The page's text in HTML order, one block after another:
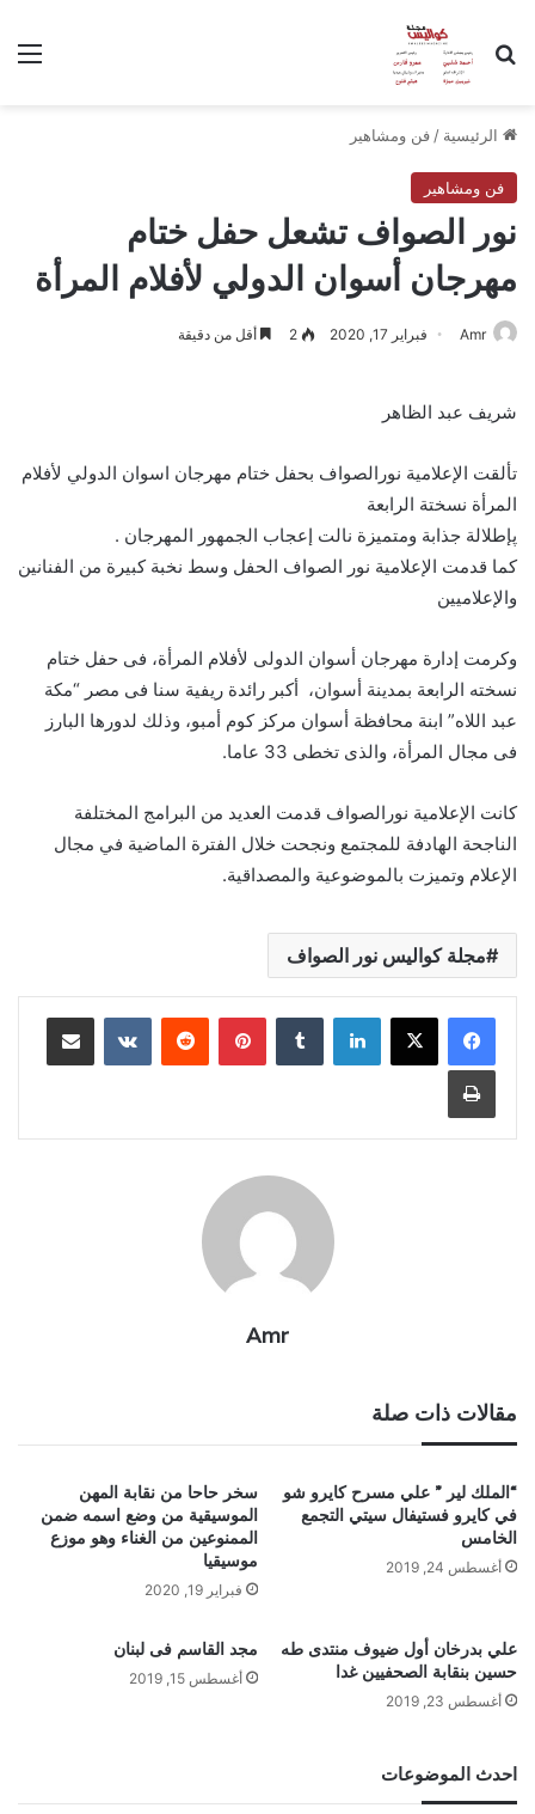
بحث عن
الرئيسية / فن ومشاهير
فن ومشاهير
نور الصواف تشعل حفل ختام
مهرجان أسوان الدولي لأفلام المرأة
Amr فبراير 17, 2020 2 أقل من دقيقة
شريف عبد الظاهر
تألقت الإعلامية نورالصواف بحفل ختام مهرجان اسوان الدولي لأفلام
المرأة نسختة الرابعة
پإطلالة جذابة ومتميزة نالت إعجاب الجمهور المهرجان .
كما قدمت الإعلامية نور الصواف الحفل وسط نخبة كبيرة من الفنانين
والإعلاميين
وكرمت إدارة مهرجان أسوان الدولى لأفلام المرأة، فى حفل ختام
نسخته الرابعة بمدينة أسوان، أكبر رائدة ريفية سنا فى مصر “مكة
عبد اللاه” ابنة محافظة أسوان مركز كوم أمبو، وذلك لدورها البارز
فى مجال المرأة، والذى تخطى 33 عاما.
كانت الإعلامية نورالصواف قدمت العديد من البرامج المختلفة
الناجحة الهادفة للمجتمع ونجحت خلال الفترة الماضية في مجال
الإعلام وتميزت بالموضوعية والمصداقية.
مجلة كواليس نور الصواف
لينكدإن بينتيريست مشاركة عبر البريد
طباعة
Amr
مقالات ذات صلة
“الملك لير ” علي مسرح كايرو شو
في كايرو فستيفال سيتي التجمع
الخامس
أغسطس 24, 2019
سخر حاحا من نقابة المهن
الموسيقية من وضع اسمه ضمن
الممنوعين من الغناء وهو موزع
موسيقيا
فبراير 19, 2020
علي بدرخان أول ضيوف منتدى طه
حسين بنقابة الصحفيين غدا
أغسطس 23, 2019
مجد القاسم فى لبنان
أغسطس 15, 2019
احدث الموضوعات